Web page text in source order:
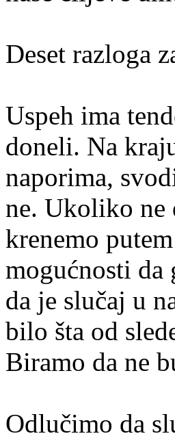
Deset razloga
Uspeh ima
doneli. Na
naporima,
ne. Ukoliko ne
krenemo
mogućnosti da
da je slučaj u
bilo šta od
Biramo da ne
Odlučimo da